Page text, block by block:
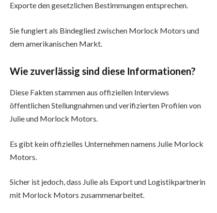
Exporte den gesetzlichen Bestimmungen entsprechen.
Sie fungiert als Bindeglied zwischen Morlock Motors und
dem amerikanischen Markt.
Wie zuverlässig sind diese Informationen?
Diese Fakten stammen aus offiziellen Interviews
öffentlichen Stellungnahmen und verifizierten Profilen von
Julie und Morlock Motors.
Es gibt kein offizielles Unternehmen namens Julie Morlock
Motors.
Sicher ist jedoch, dass Julie als Export und Logistikpartnerin
mit Morlock Motors zusammenarbeitet.